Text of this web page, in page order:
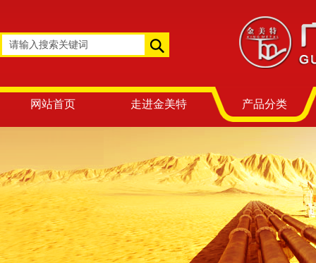
网站首页 走进金美特 产品分类